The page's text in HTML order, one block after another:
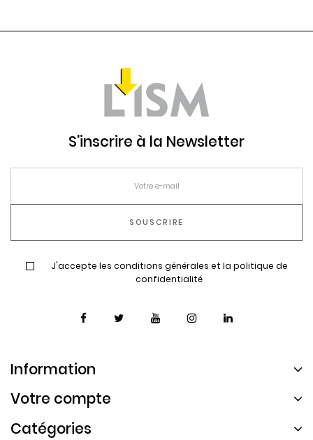
S'inscrire à la Newsletter
J'accepte les conditions générales et la politique de
confidentialité
Information
Votre compte
Catégories